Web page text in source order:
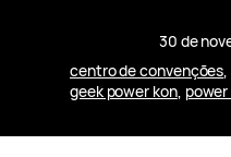
30 de
centro de convenções,
geek power kon,